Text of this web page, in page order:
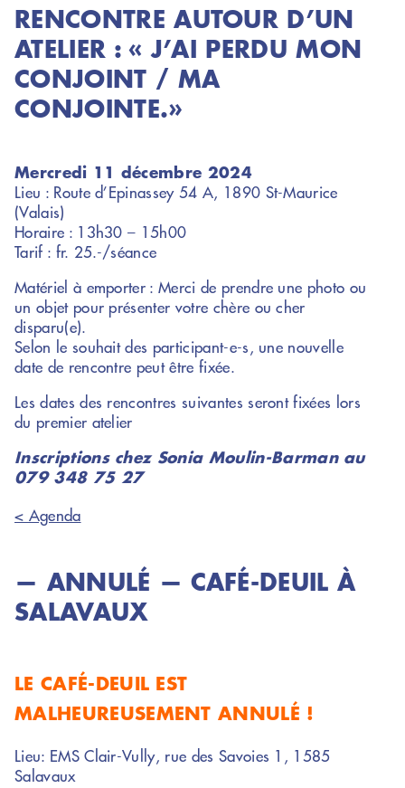
RENCONTRE AUTOUR D’UN
ATELIER : « J’AI PERDU MON
CONJOINT / MA
CONJOINTE.»
Mercredi 11 décembre 2024
Lieu : Route d’Epinassey 54 A, 1890 St-Maurice
(Valais)
Horaire : 13h30 – 15h00
Tarif : fr. 25.-/séance
Matériel à emporter : Merci de prendre une photo ou
un objet pour présenter votre chère ou cher
disparu(e).
Selon le souhait des participant-e-s, une nouvelle
date de rencontre peut être fixée.
Les dates des rencontres suivantes seront fixées lors
du premier atelier
Inscriptions chez Sonia Moulin-Barman au
079 348 75 27
< Agenda
— ANNULÉ — CAFÉ-DEUIL À
SALAVAUX
LE CAFÉ-DEUIL EST
MALHEUREUSEMENT ANNULÉ !
Lieu: EMS Clair-Vully, rue des Savoies 1, 1585
Salavaux